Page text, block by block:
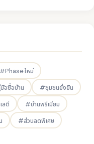
#Phase ใหม่
อซื้อบ้าน #ชุมชนยั่งยืน
ลดี #บ้านพรีเมียม
#ส่วนลดพิเศษ